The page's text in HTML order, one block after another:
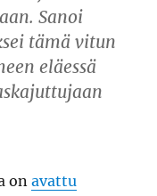
Sanoi
tämä vitun
eläessä
onavattu